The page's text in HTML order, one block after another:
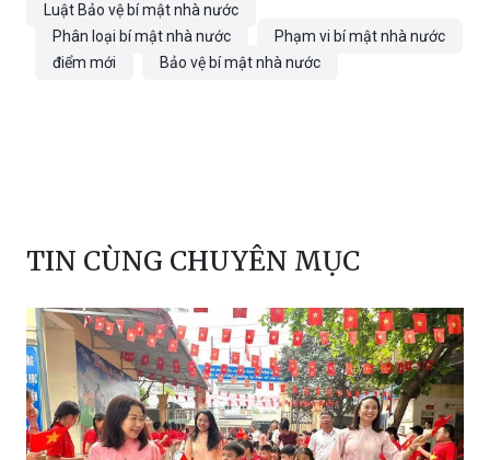
Luật Bảo vệ bí mật nhà nước
Phân loại bí mật nhà nước
Phạm vi bí mật nhà nước
điểm mới
Bảo vệ bí mật nhà nước
TIN CÙNG CHUYÊN MỤC